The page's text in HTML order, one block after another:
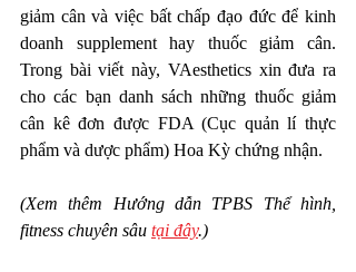
giảm cân và việc bất chấp đạo đức để kinh
doanh supplement hay thuốc giảm cân.
Trong bài viết này, VAesthetics xin đưa ra
cho các bạn danh sách những thuốc giảm
cân kê đơn được FDA (Cục quản lí thực
phẩm và dược phẩm) Hoa Kỳ chứng nhận.
(Xem thêm Hướng dẫn TPBS Thể hình,
fitness chuyên sâu tại đây.)